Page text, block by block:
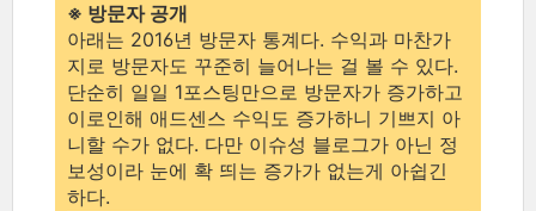
※ 방문자 공개
아래는 2016년 방문자 통계다. 수익과 마찬가
지로 방문자도 꾸준히 늘어나는 걸 볼 수 있다.
단순히 일일 1포스팅만으로 방문자가 증가하고
이로인해 애드센스 수익도 증가하니 기쁘지 아
니할 수가 없다. 다만 이슈성 블로그가 아닌 정
보성이라 눈에 확 띄는 증가가 없는게 아쉽긴
하다.